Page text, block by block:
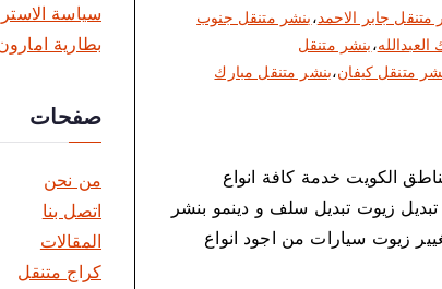
متنقل جابر الاحمد،بنشر متنقل جنوب
،بنشر متنقل
متنقل كيفان،بنشر متنقل مبارك
و جميع مناطق الكويت خدمة كافة انواع
زيوت تبديل سلف و دينمو بنشر
زيوت سيارات من اجود انواع
سياسة
بطارية
صفحات
من نحن
اتصل بنا
المقالات
كراج متنقل